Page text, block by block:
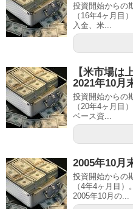
投資開始からの
（16年4ヶ月目
入金、米...
【米市場は
2021年10月
投資開始からの
（20年4ヶ月目
ベース資...
2005年10月
投資開始からの
（4年4ヶ月目
2005年10月の...